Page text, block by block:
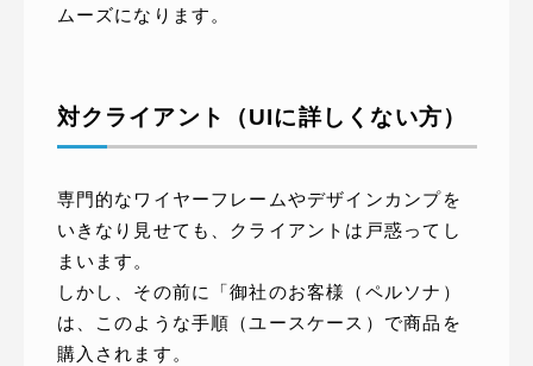
ムーズになります。
対クライアント（UIに詳しくない方）
専門的なワイヤーフレームやデザインカンプを
いきなり見せても、クライアントは戸惑ってし
まいます。
しかし、その前に「御社のお客様（ペルソナ）
は、このような手順（ユースケース）で商品を
購入されます。